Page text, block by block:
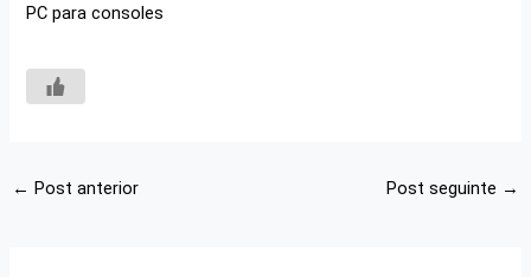
PC para consoles
← Post anterior Post seguinte →